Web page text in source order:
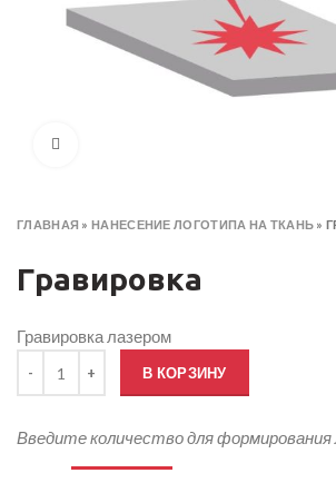
ГЛАВНАЯ »НАНЕСЕНИЕ ЛОГОТИПА НА ТКАНЬ »
Гравировка
Гравировка лазером
В КОРЗИНУ
Введите количество для